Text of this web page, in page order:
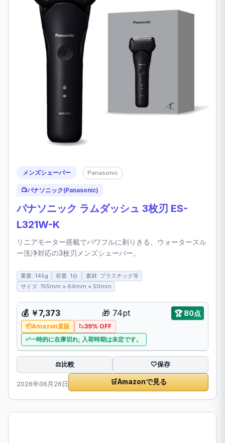
メンズシェーバー Panasonic
📺パナソニック(Panasonic)
パナソニック ラムダッシュ 3枚刃 ES-
L321W-K
リニアモーター搭載でパワフルに剃りきる、ウォータースル
ー洗浄対応の3枚刃メンズシェーバー。
重量: 145g 容量: 1台
素材: プラスチック等
サイズ: 155mm × 64mm × 50mm
💰 ￥7,373 🎁 74pt 🏆80点
Amazon直販
39% OFF
一時的に在庫切れ; 入荷時期は未定です。
⚖️比較 🤍保存
2026年06月26日 🛒Amazonで見る